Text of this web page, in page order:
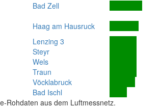
Bad Zell
Haag am Hausruck
Lenzing 3
Steyr
Wels
Traun
Vöcklabruck
Bad Ischl
Rohdaten aus dem Luftmessnetz.